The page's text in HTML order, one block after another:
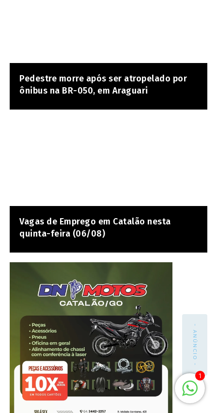
Pedestre morre após ser atropelado por
ônibus na BR-050, em Araguari
Vagas de Emprego em Catalão nesta
quinta-feira (06/08)
- ANÚNCIO -
1